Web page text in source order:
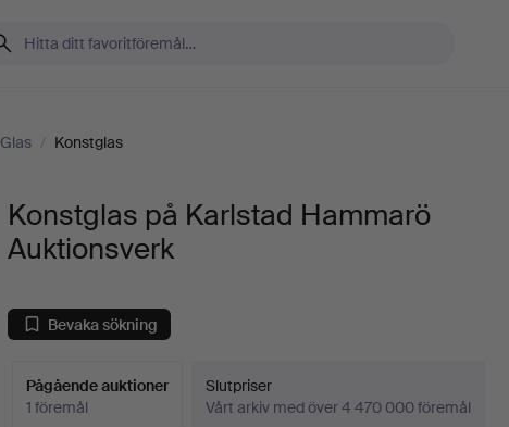
Glas / Konstglas
Konstglas på Karlstad Hammarö
Auktionsverk
Bevaka sökning
Pågående auktioner
1 föremål
Slutpriser
Vårt arkiv med över 4 470 000 föremål